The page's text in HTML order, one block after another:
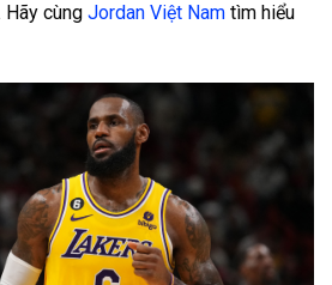
Hãy cùng Jordan Việt Nam tìm hiểu